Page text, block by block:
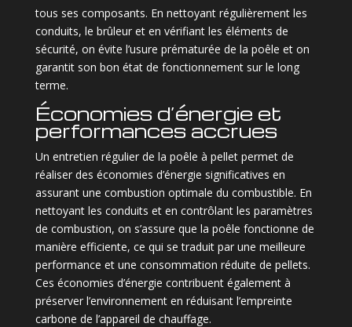
tous ses composants. En nettoyant régulièrement les
conduits, le brûleur et en vérifiant les éléments de
sécurité, on évite l’usure prématurée de la poêle et on
garantit son bon état de fonctionnement sur le long
terme.
Économies d’énergie et
performances accrues
Un entretien régulier de la poêle à pellet permet de
réaliser des économies d’énergie significatives en
assurant une combustion optimale du combustible. En
nettoyant les conduits et en contrôlant les paramètres
de combustion, on s’assure que la poêle fonctionne de
manière efficiente, ce qui se traduit par une meilleure
performance et une consommation réduite de pellets.
Ces économies d’énergie contribuent également à
préserver l’environnement en réduisant l’empreinte
carbone de l’appareil de chauffage.